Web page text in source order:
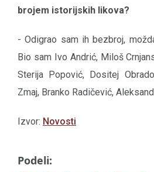
brojem istorijskih likova?
- Odigrao sam ih bezbroj,
Bio sam Ivo Andrić, Miloš
Sterija Popović, Dositej
Zmaj, Branko Radičević,
Izvor: Novosti
Podeli: